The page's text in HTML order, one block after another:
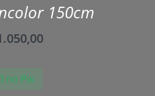
150cm
no Pix